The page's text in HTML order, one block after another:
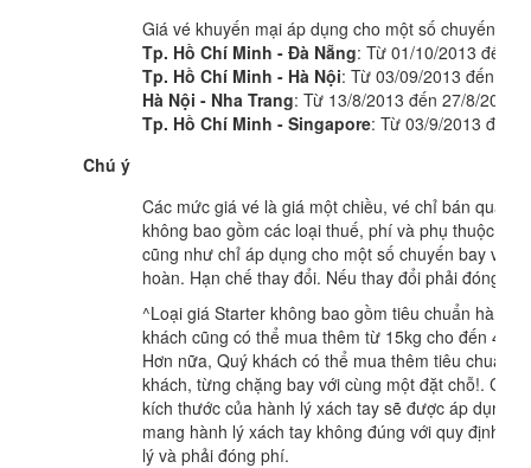
Giá vé khuyến mại áp dụng cho một số chuyến
Tp. Hồ Chí Minh - Đà Nẵng: Từ 01/10/2013 đến
Tp. Hồ Chí Minh - Hà Nội: Từ 03/09/2013 đến 24/
Hà Nội - Nha Trang: Từ 13/8/2013 đến 27/8/2013
Tp. Hồ Chí Minh - Singapore: Từ 03/9/2013 đến
Chú ý
Các mức giá vé là giá một chiều, vé chỉ bán qua
không bao gồm các loại thuế, phí và phụ thuộc
cũng như chỉ áp dụng cho một số chuyến bay và
hoàn. Hạn chế thay đổi. Nếu thay đổi phải đóng phí
^Loại giá Starter không bao gồm tiêu chuẩn hành
khách cũng có thể mua thêm từ 15kg cho đến
Hơn nữa, Quý khách có thể mua thêm tiêu chuẩn
khách, từng chặng bay với cùng một đặt chỗ!. Các
kích thước của hành lý xách tay sẽ được áp dụng
mang hành lý xách tay không đúng với quy định
lý và phải đóng phí.